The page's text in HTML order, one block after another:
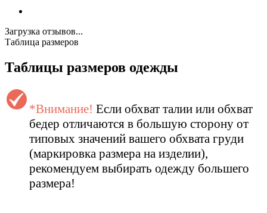
Загрузка отзывов...
Таблица размеров
Таблицы размеров одежды
*Внимание! Если обхват талии или обхват
бедер отличаются в большую сторону от
типовых значений вашего обхвата груди
(маркировка размера на изделии),
рекомендуем выбирать одежду большего
размера!